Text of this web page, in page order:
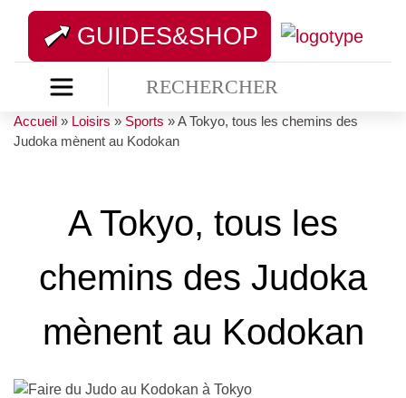
GUIDES&SHOP
Accueil » Loisirs » Sports »A Tokyo, tous les chemins des
Judoka mènent au Kodokan
A Tokyo, tous les
chemins des Judoka
mènent au Kodokan